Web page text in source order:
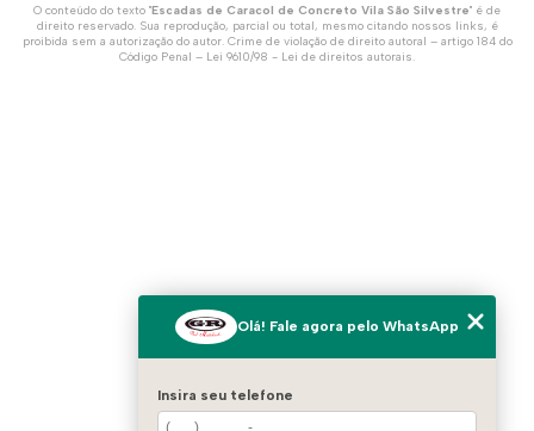
O conteúdo do texto "Escadas de Caracol de Concreto Vila São Silvestre" é de
direito reservado. Sua reprodução, parcial ou total, mesmo citando nossos links, é
proibida sem a autorização do autor. Crime de violação de direito autoral – artigo 184 do
Código Penal – Lei 9610/98 - Lei de direitos autorais
Olá! Fale agora pelo WhatsApp
Insira seu telefone